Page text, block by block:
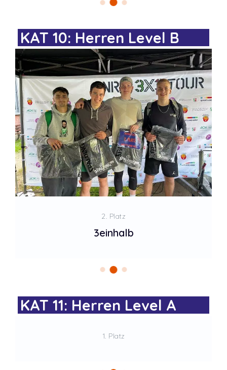
KAT 10: Herren Level B
2. Platz
3einhalb
KAT 11: Herren Level A
1. Platz